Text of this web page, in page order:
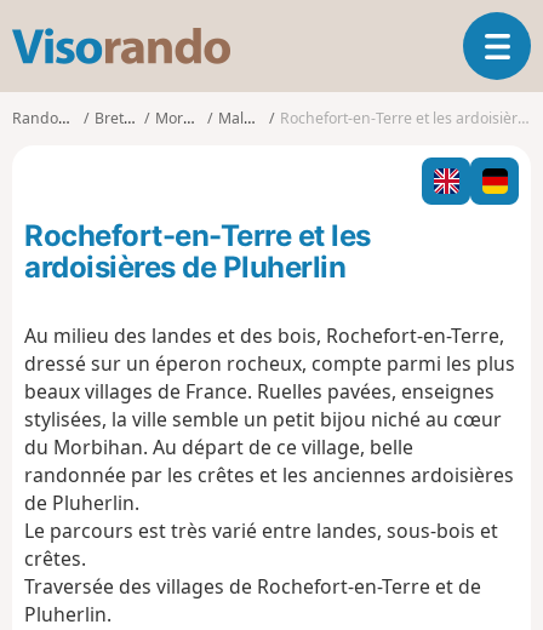
s
o
o
O
u
v
i
r
l
i
g
t
n
Randonnées Bretagne Morbihan Malansac Rochefort-en-Terre et les ardoisières de Pluherlin
Rochefort-en-Terre et les
ardoisières de Pluherlin
Au milieu des landes et des bois, Rochefort-en-Terre,
dressé sur un éperon rocheux, compte parmi les plus
beaux villages de France. Ruelles pavées, enseignes
stylisées, la ville semble un petit bijou niché au cœur
du Morbihan. Au départ de ce village, belle
randonnée par les crêtes et les anciennes ardoisières
de Pluherlin.
Le parcours est très varié entre landes, sous-bois et
crêtes.
Traversée des villages de Rochefort-en-Terre et de
Pluherlin.